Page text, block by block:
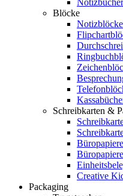
Notizbücher
Blöcke
Notizblöcke
Schreibkarten &
Creative
Packaging